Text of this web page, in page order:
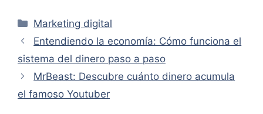
Categorías
Marketing digital
Entendiendo la economía: Cómo funciona el
sistema del dinero paso a paso
MrBeast: Descubre cuánto dinero acumula
el famoso Youtuber